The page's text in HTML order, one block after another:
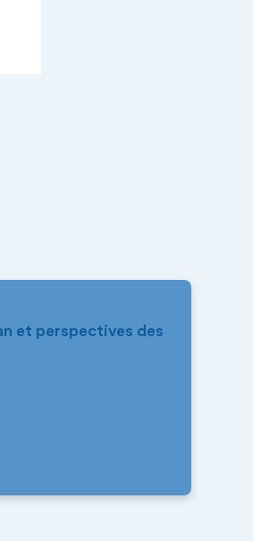
et perspectives des